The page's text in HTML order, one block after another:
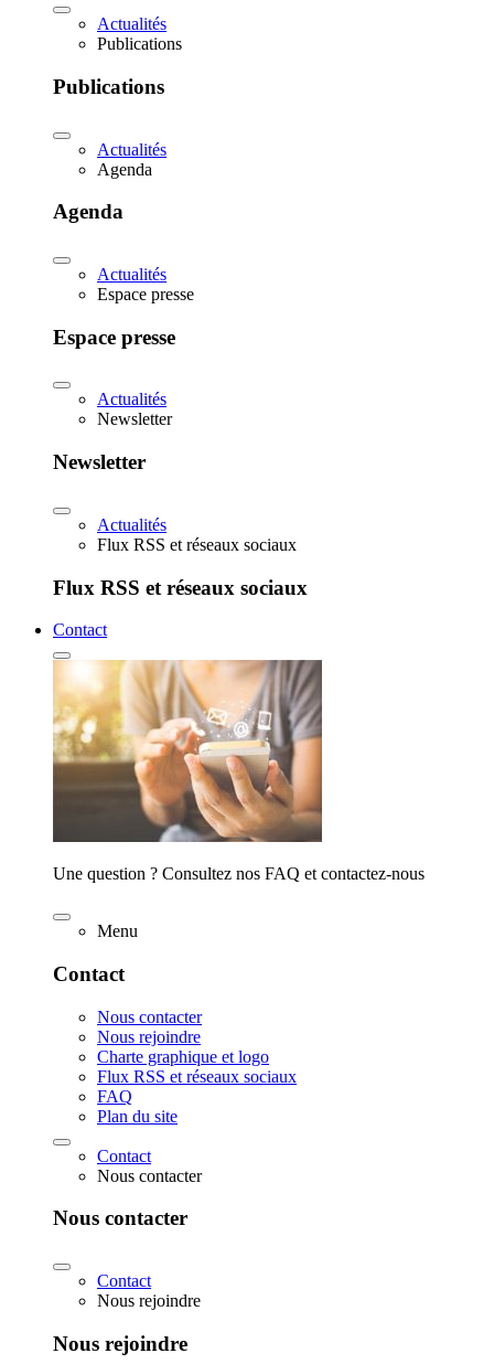
Actualités
Publications
Publications
Actualités
Agenda
Agenda
Actualités
Espace presse
Espace presse
Actualités
Newsletter
Newsletter
Actualités
Flux RSS et réseaux sociaux
Flux RSS et réseaux sociaux
Contact
Une question ? Consultez nos FAQ et contactez-nous
Menu
Contact
Nous contacter
Nous rejoindre
Charte graphique et logo
Flux RSS et réseaux sociaux
FAQ
Plan du site
Contact
Nous contacter
Nous contacter
Contact
Nous rejoindre
Nous rejoindre